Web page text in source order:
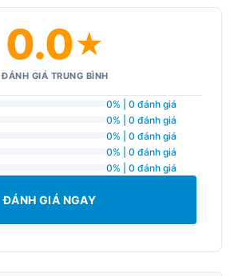
0.0★
ĐÁNH GIÁ TRUNG BÌNH
0% | 0 đánh giá
0% | 0 đánh giá
0% | 0 đánh giá
0% | 0 đánh giá
0% | 0 đánh giá
ĐÁNH GIÁ NGAY